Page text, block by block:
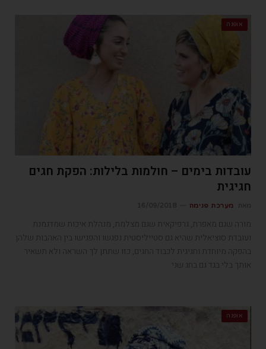
אופנה
עובדות בימים – חולמות בלילות: הפקת חגים
חגיגית
מערכת פנימה
מורה שגם מאפרת, גרפיקאית שגם מצלמת, מנהלת איכות שמדגמנת
ועובדת סוציאלית שהיא גם סטייליסטית נפגשו והפגישו בין האהבות שלהן
בהפקה מיוחדת וחגיגית לכבוד החגים, כזו שתתן לך השראה ולא תשאיר
אותך בלי בגד גם בחג שני
אופנה